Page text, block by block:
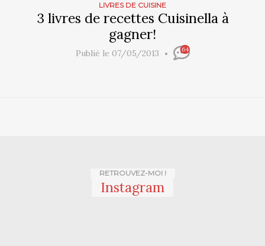
LIVRES DE CUISINE
3 livres de recettes Cuisinella à
gagner!
Publié le 07/05/2013 64
RETROUVEZ-MOI !
Instagram